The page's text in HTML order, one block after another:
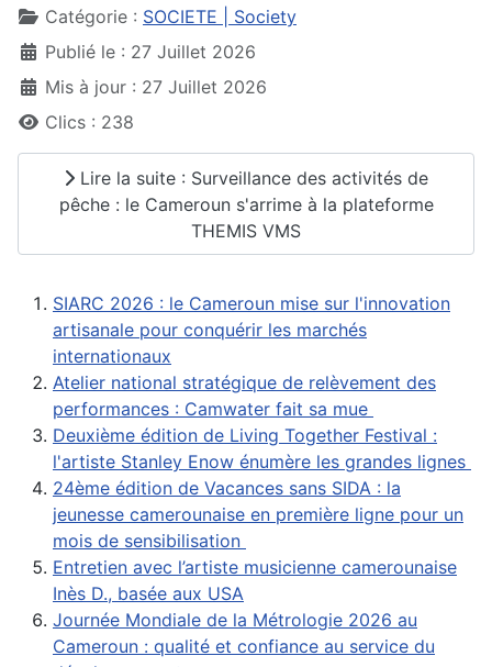
Catégorie : SOCIETE | Society
Publié le : 27 Juillet 2026
Mis à jour : 27 Juillet 2026
Clics : 238
Lire la suite : Surveillance des activités de
pêche : le Cameroun s'arrime à la plateforme
THEMIS VMS
SIARC 2026 : le Cameroun mise sur l'innovation
artisanale pour conquérir les marchés
internationaux
Atelier national stratégique de relèvement des
performances : Camwater fait sa mue
Deuxième édition de Living Together Festival :
l'artiste Stanley Enow énumère les grandes lignes
24ème édition de Vacances sans SIDA : la
jeunesse camerounaise en première ligne pour un
mois de sensibilisation
Entretien avec l’artiste musicienne camerounaise
Inès D., basée aux USA
Journée Mondiale de la Métrologie 2026 au
Cameroun : qualité et confiance au service du